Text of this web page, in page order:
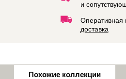
и
Оперативная
доставка
Похожие коллекции